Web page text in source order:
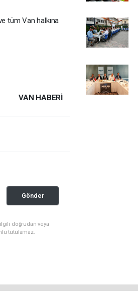
tüm Van halkına
VAN HABERİ
Gönder
doğrudan veya
tutulamaz.